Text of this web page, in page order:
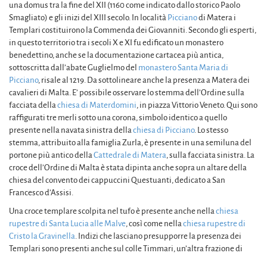
una domus tra la fine del XII (1160 come indicato dallo storico Paolo
Smagliato) e gli inizi del XIII secolo. In località Piccianodi Matera i
Templari costituirono la Commenda dei Giovanniti. Secondo gli esperti,
in questo territorio tra i secoli X e XI fu edificato un monastero
benedettino, anche se la documentazione cartacea più antica,
sottoscritta dall’abate Guglielmo del monastero Santa Maria di
Picciano, risale al 1219. Da sottolineare anche la presenza a Matera dei
cavalieri di Malta. E’ possibile osservare lo stemma dell’Ordine sulla
facciata dellachiesa di Materdomini, in piazza Vittorio Veneto. Qui sono
raffigurati tre merli sotto una corona, simbolo identico a quello
presente nella navata sinistra dellachiesa di Picciano. Lo stesso
stemma, attribuito alla famiglia Zurla, è presente in una semiluna del
portone più antico dellaCattedrale di Matera, sulla facciata sinistra. La
croce dell’Ordine di Malta è stata dipinta anche sopra un altare della
chiesa del convento dei cappuccini Questuanti, dedicato a San
Francesco d’Assisi.
Una croce templare scolpita nel tufo è presente anche nellachiesa
rupestre di Santa Lucia alle Malve, così come nellachiesa rupestre di
Cristo la Gravinella. Indizi che lasciano presupporre la presenza dei
Templari sono presenti anche sul colle Timmari, un’altra frazione di